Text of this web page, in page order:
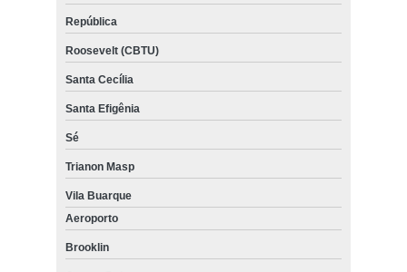
República
Roosevelt (CBTU)
Santa Cecília
Santa Efigênia
Sé
Trianon Masp
Vila Buarque
Aeroporto
Brooklin